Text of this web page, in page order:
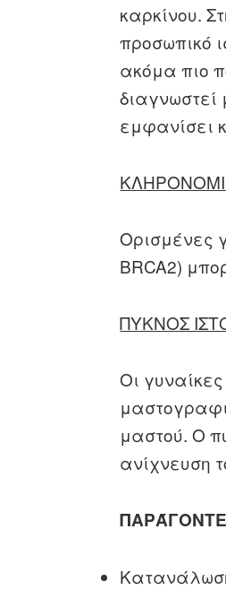
καρκίνου.
προσωπικό
ακόμα πιο
διαγνωστεί
εμφανίσει
Ορισμένες
BRCA2)
ΠΥΚΝΟΣ
Οι
μαστού. Ο
ανίχνευση